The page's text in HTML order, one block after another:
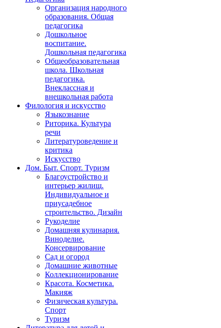
Организация народного
образования. Общая
педагогика
Дошкольное
воспитание.
Дошкольная педагогика
Общеобразовательная
школа. Школьная
педагогика.
Внеклассная и
внешкольная работа
Филология и искусство
Языкознание
Риторика. Культура
речи
Литературоведение и
критика
Искусство
Дом. Быт. Спорт. Туризм
Благоустройство и
интерьер жилищ.
Индивидуальное и
приусадебное
строительство. Дизайн
Рукоделие
Домашняя кулинария.
Виноделие.
Консервирование
Сад и огород
Домашние животные
Коллекционирование
Красота. Косметика.
Макияж
Физическая культура.
Спорт
Туризм